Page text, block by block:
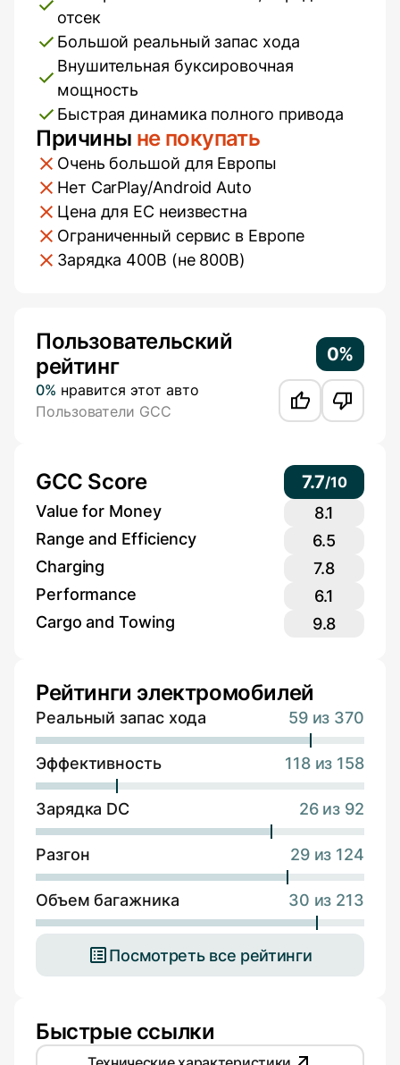
отсек
Большой реальный запас хода
Внушительная буксировочная
мощность
Быстрая динамика полного привода
Причины не покупать
Очень большой для Европы
Нет CarPlay/Android Auto
Цена для ЕС неизвестна
Ограниченный сервис в Европе
Зарядка 400В (не 800В)
Пользовательский
рейтинг
0%
0% нравится этот авто
Пользователи GCC
GCC Score 7.7/10
Value for Money
8.1
Range and Efficiency
6.5
Charging
7.8
Performance
6.1
Cargo and Towing
9.8
Рейтинги электромобилей
Реальный запас хода 59 из 370
Эффективность 118 из 158
Зарядка DC 26 из 92
Разгон 29 из 124
Объем багажника 30 из 213
Посмотреть все рейтинги
Быстрые ссылки